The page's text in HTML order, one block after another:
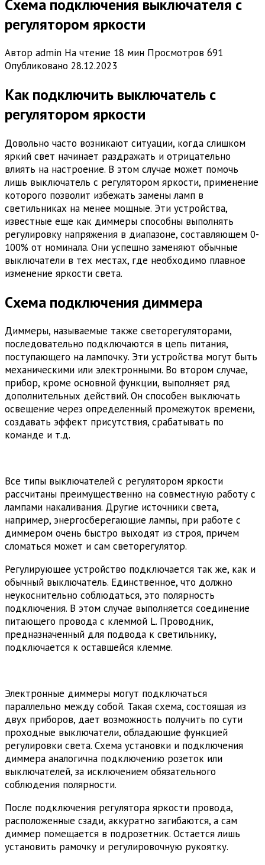
Схема подключения выключателя с
регулятором яркости
Автор admin На чтение 18 мин Просмотров 691
Опубликовано 28.12.2023
Как подключить выключатель с
регулятором яркости
Довольно часто возникают ситуации, когда слишком
яркий свет начинает раздражать и отрицательно
влиять на настроение. В этом случае может помочь
лишь выключатель с регулятором яркости, применение
которого позволит избежать замены ламп в
светильниках на менее мощные. Эти устройства,
известные еще как диммеры способны выполнять
регулировку напряжения в диапазоне, составляющем 0-
100% от номинала. Они успешно заменяют обычные
выключатели в тех местах, где необходимо плавное
изменение яркости света.
Схема подключения диммера
Диммеры, называемые также светорегуляторами,
последовательно подключаются в цепь питания,
поступающего на лампочку. Эти устройства могут быть
механическими или электронными. Во втором случае,
прибор, кроме основной функции, выполняет ряд
дополнительных действий. Он способен выключать
освещение через определенный промежуток времени,
создавать эффект присутствия, срабатывать по
команде и т.д.
Все типы выключателей с регулятором яркости
рассчитаны преимущественно на совместную работу с
лампами накаливания. Другие источники света,
например, энергосберегающие лампы, при работе с
диммером очень быстро выходят из строя, причем
сломаться может и сам светорегулятор.
Регулирующее устройство подключается так же, как и
обычный выключатель. Единственное, что должно
неукоснительно соблюдаться, это полярность
подключения. В этом случае выполняется соединение
питающего провода с клеммой L. Проводник,
предназначенный для подвода к светильнику,
подключается к оставшейся клемме.
Электронные диммеры могут подключаться
параллельно между собой. Такая схема, состоящая из
двух приборов, дает возможность получить по сути
проходные выключатели, обладающие функцией
регулировки света. Схема установки и подключения
диммера аналогична подключению розеток или
выключателей, за исключением обязательного
соблюдения полярности.
После подключения регулятора яркости провода,
расположенные сзади, аккуратно загибаются, а сам
диммер помещается в подрозетник. Остается лишь
установить рамочку и регулировочную рукоятку.